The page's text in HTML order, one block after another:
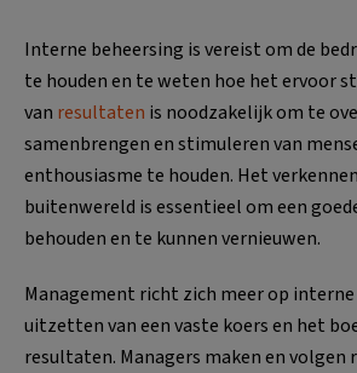
Interne beheersing is vereist om de
te houden en te weten hoe het ervoor
van resultaten is noodzakelijk om te
samenbrengen en stimuleren van
enthousiasme te houden. Het
buitenwereld is essentieel om een
behouden en te kunnen vernieuwen.
Management richt zich meer op
uitzetten van een vaste koers en het
resultaten. Managers maken en volgen